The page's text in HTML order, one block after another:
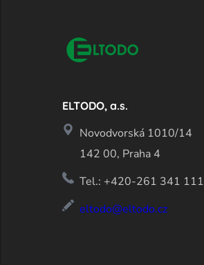
ELTODO, a.s.
Novodvorská 1010/14
142 00, Praha 4
Tel.: +420-261 341 111
eltodo@eltodo.cz